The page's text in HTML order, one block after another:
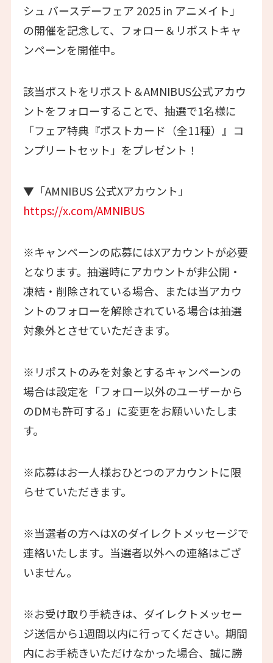
シュ バースデーフェア 2025 in アニメイト」
の開催を記念して、フォロー＆リポストキャ
ンペーンを開催中。
該当ポストをリポスト＆AMNIBUS公式アカウ
ントをフォローすることで、抽選で1名様に
「フェア特典『ポストカード（全11種）』コ
ンプリートセット」をプレゼント！
▼「AMNIBUS 公式Xアカウント」
https://x.com/AMNIBUS
※キャンペーンの応募にはXアカウントが必要
となります。抽選時にアカウントが非公開・
凍結・削除されている場合、または当アカウ
ントのフォローを解除されている場合は抽選
対象外とさせていただきます。
※リポストのみを対象とするキャンペーンの
場合は設定を「フォロー以外のユーザーから
のDMも許可する」に変更をお願いいたしま
す。
※応募はお一人様おひとつのアカウントに限
らせていただきます。
※当選者の方へはXのダイレクトメッセージで
連絡いたします。当選者以外への連絡はござ
いません。
※お受け取り手続きは、ダイレクトメッセー
ジ送信から1週間以内に行ってください。期間
内にお手続きいただけなかった場合、誠に勝